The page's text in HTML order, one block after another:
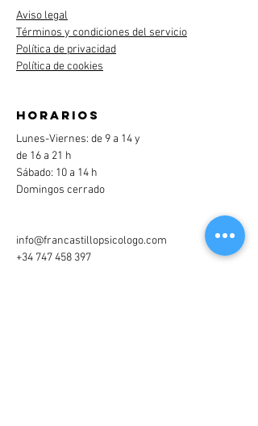
Aviso legal
Términos y condiciones del servicio
Política de privacidad
Política de cookies
horarios
Lunes-Viernes: de 9 a 14 y
de 16 a 21 h
Sábado: 10 a 14 h
Domingos cerrado
info@francastillopsicologo.com
+34 747 458 397